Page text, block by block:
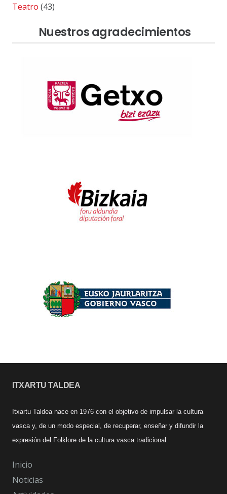
Teatro (43)
Nuestros agradecimientos
ITXARTU TALDEA
Itxartu Taldea nace en 1976 con el objetivo de impulsar la cultura
vasca y, de un modo especial, de recuperar, enseñar y difundir la
expresión del Folklore de la cultura vasca tradicional.
Inicio
Noticias